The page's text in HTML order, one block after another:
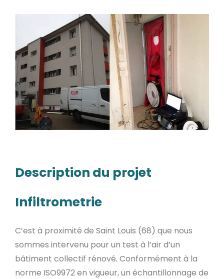
Description du projet
Infiltrometrie
C’est à proximité de Saint Louis (68) que nous
sommes intervenu pour un test à l’air d’un
bâtiment collectif rénové. Conformément à la
norme ISO9972 en vigueur, un échantillonnage de